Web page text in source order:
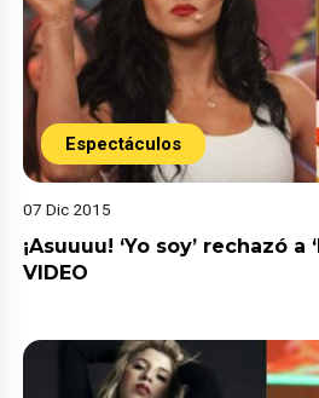
Espectáculos
07 Dic 2015
¡Asuuuu! ‘Yo soy’ rechazó a
VIDEO